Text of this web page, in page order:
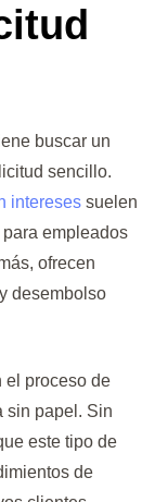
buscar un
sencillo.
intereses suelen
empleados
ofrecen
desembolso
el proceso de
sin papel. Sin
este tipo de
de